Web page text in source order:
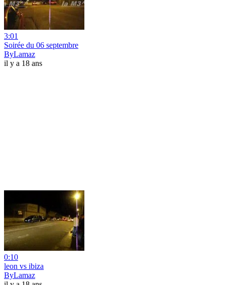
3:01
Soirée du 06 septembre
ByLamaz
il y a 18 ans
0:10
leon vs ibiza
ByLamaz